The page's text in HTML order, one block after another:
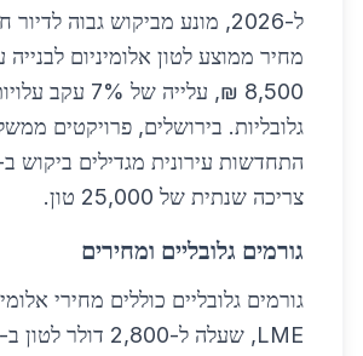
ל-2026, מונע מביקוש גבוה
מחיר ממוצע לטון אלומיניום
8,500 ₪, עלייה של
גלובליות. בירושלים, פרויקטים
צריכה שנתית של 25,000 טון.
גורמים גלובליים ומחירים
גורמים גלובליים כוללים מחירי